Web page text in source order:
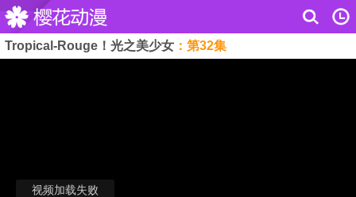
Tropical-Rouge！光之美少女 ：第32集